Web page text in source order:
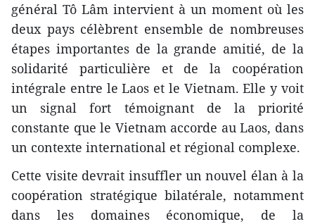
général Tô Lâm intervient à un moment où les
deux pays célèbrent ensemble de nombreuses
étapes importantes de la grande amitié, de la
solidarité particulière et de la coopération
intégrale entre le Laos et le Vietnam. Elle y voit
un signal fort témoignant de la priorité
constante que le Vietnam accorde au Laos, dans
un contexte international et régional complexe.
Cette visite devrait insuffler un nouvel élan à la
coopération stratégique bilatérale, notamment
dans les domaines économique, de la